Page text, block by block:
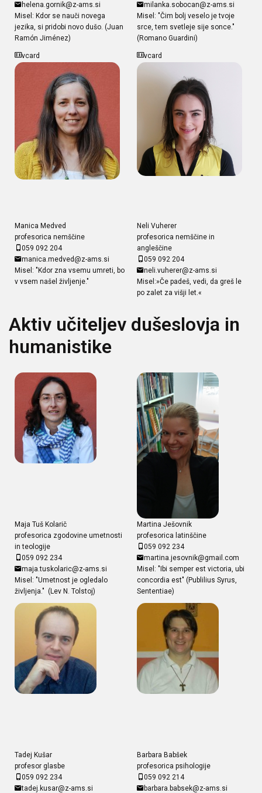
helena.gornik@z-ams.si
Misel: Kdor se nauči novega
jezika, si pridobi novo dušo. (Juan
Ramón Jiménez)
milanka.sobocan@z-ams.si
Misel: "Čim bolj veselo je tvoje
srce, tem svetleje sije sonce."
(Romano Guardini)
vcard
Manica Medved
profesorica nemščine
059 092 204
manica.medved@z-ams.si
Misel: "Kdor zna vsemu umreti, bo
v vsem našel življenje."
vcard
Neli Vuherer
profesorica nemščine in
angleščine
059 092 204
neli.vuherer@z-ams.si
Misel:»Če padeš, vedi, da greš le
po zalet za višji let.«
Aktiv učiteljev dušeslovja in
humanistike
Maja Tuš Kolarič
profesorica zgodovine umetnosti
in teologije
059 092 234
maja.tuskolaric@z-ams.si
Misel: "Umetnost je ogledalo
življenja." (Lev N. Tolstoj)
Martina Ješovnik
profesorica latinščine
059 092 234
martina.jesovnik@gmail.com
Misel: "Ibi semper est victoria, ubi
concordia est" (Publilius Syrus,
Sententiae)
Tadej Kušar
profesor glasbe
059 092 234
tadej.kusar@z-ams.si
Barbara Babšek
profesorica psihologije
059 092 214
barbara.babsek@z-ams.si